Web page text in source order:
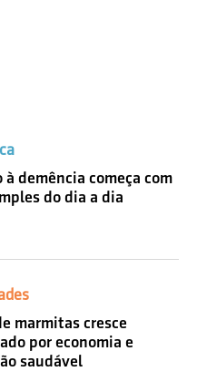
à demência começa com
do dia a dia
marmitas cresce
por economia e
saudável